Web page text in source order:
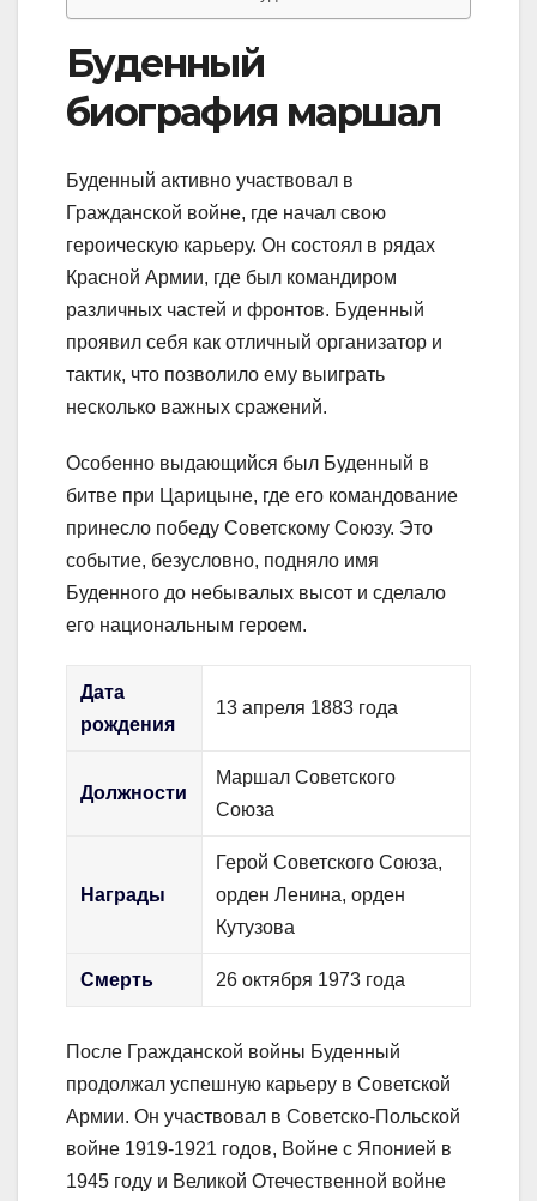
Буденный
биография маршал
Буденный активно участвовал в
Гражданской войне, где начал свою
героическую карьеру. Он состоял в рядах
Красной Армии, где был командиром
различных частей и фронтов. Буденный
проявил себя как отличный организатор и
тактик, что позволило ему выиграть
несколько важных сражений.
Особенно выдающийся был Буденный в
битве при Царицыне, где его командование
принесло победу Советскому Союзу. Это
событие, безусловно, подняло имя
Буденного до небывалых высот и сделало
его национальным героем.
Дата
рождения
13 апреля 1883 года
Должности
Маршал Советского
Союза
Награды
Герой Советского Союза,
орден Ленина, орден
Кутузова
Смерть 26 октября 1973 года
После Гражданской войны Буденный
продолжал успешную карьеру в Советской
Армии. Он участвовал в Советско-Польской
войне 1919-1921 годов, Войне с Японией в
1945 году и Великой Отечественной войне